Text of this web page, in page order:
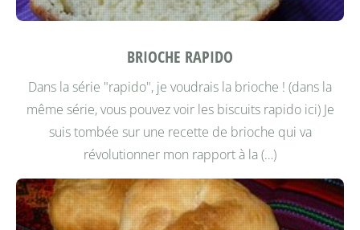
BRIOCHE RAPIDO
Dans la série "rapido", je voudrais la brioche ! (dans la
même série, vous pouvez voir les biscuits rapido ici) Je
suis tombée sur une recette de brioche qui va
révolutionner mon rapport à la (…)